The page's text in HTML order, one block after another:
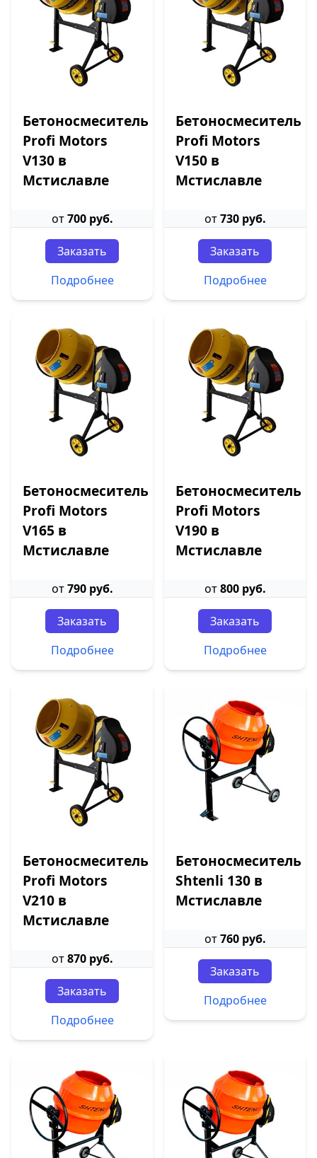
Бетоносмеситель
Profi Motors
V130 в
Мстиславле
от700 руб.
Заказать
Подробнее
Бетоносмеситель
Profi Motors
V150 в
Мстиславле
от730 руб.
Заказать
Подробнее
Бетоносмеситель
Profi Motors
V165 в
Мстиславле
от790 руб.
Заказать
Подробнее
Бетоносмеситель
Profi Motors
V190 в
Мстиславле
от800 руб.
Заказать
Подробнее
Бетоносмеситель
Profi Motors
V210 в
Мстиславле
от870 руб.
Заказать
Подробнее
Бетоносмеситель
Shtenli 130 в
Мстиславле
от760 руб.
Заказать
Подробнее